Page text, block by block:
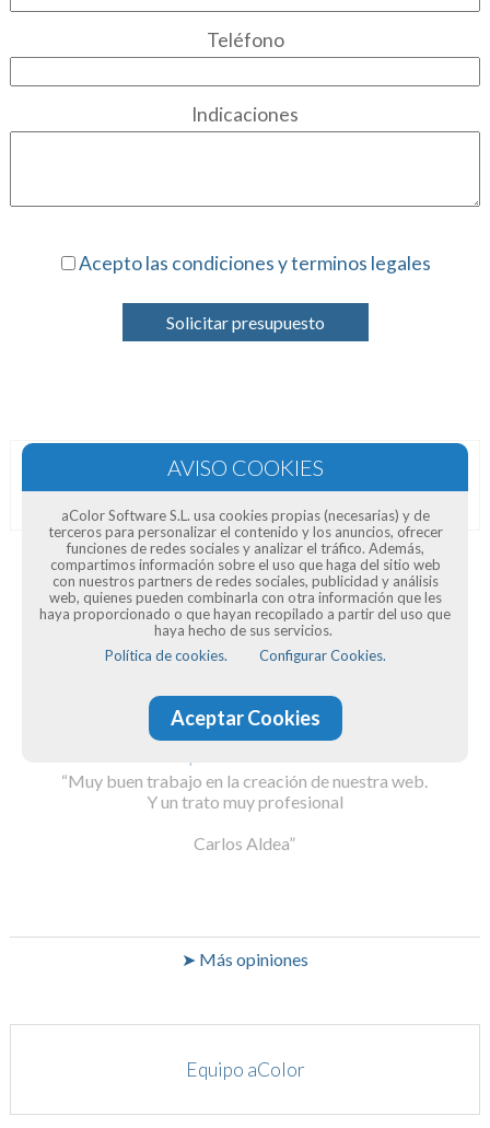
Teléfono
Indicaciones
Acepto las condiciones y terminos legales
Solicitar presupuesto
Opiniones de clientes
Muy buen trabajo en la creación de nuestra web.
Y un trato muy profesional
Carlos Aldea
➤ Más opiniones
Equipo aColor
aColor Software S.L. usa cookies propias (necesarias) y de
terceros para personalizar el contenido y los anuncios, ofrecer
funciones de redes sociales y analizar el tráfico. Además,
compartimos información sobre el uso que haga del sitio web
con nuestros partners de redes sociales, publicidad y análisis
web, quienes pueden combinarla con otra información que les
haya proporcionado o que hayan recopilado a partir del uso que
haya hecho de sus servicios.
Política de cookies.
Configurar Cookies.
Aceptar Cookies